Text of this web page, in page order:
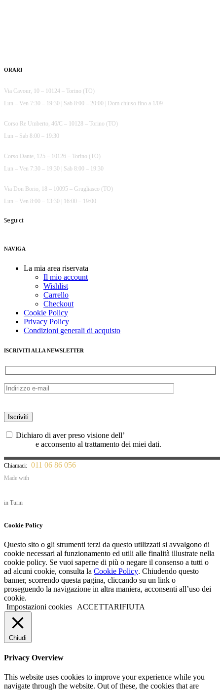
ORARI
Via Cavour, 10 – 10124 – Torino (TO)
Lun – Ven 7:30 – 19:30 | Sab 8:00 – 20:00 | Dom chiuso fino a 1/09
Corso Re Umberto, 46/C – 10128 – Torino (TO)
Lun – Sab 8:00 – 19:30
Corso Dante, 125 – 10126 – Torino (TO)
Lun – Ven 7:30 – 19:30 | Sab 8:00 – 19:30
Via Don Borio, 18 – 10095 – Grugliasco (TO)
Lun – Ven 8:00 – 13:30 | 16:00 – 19:00
Seguici:
NAVIGA
La mia area riservata
Il mio account
Wishlist
Carrello
Checkout
Cookie Policy
Privacy Policy
Condizioni generali di acquisto
ISCRIVITI ALLA NEWSLETTER
Dichiaro di aver preso visione dell’
e acconsento al trattamento dei miei dati.
Chiamaci: 011 06 86 056
Made with
in Turin
Cookie Policy
Questo sito o gli strumenti terzi da questo utilizzati si avvalgono di
cookie necessari al funzionamento ed utili alle finalità illustrate nella
cookie policy. Se vuoi saperne di più o negare il consenso a tutti o
ad alcuni cookie, consulta la Cookie Policy. Chiudendo questo
banner, scorrendo questa pagina, cliccando su un link o
proseguendo la navigazione in altra maniera, acconsenti all’uso dei
cookie.
Impostazioni cookies
ACCETTARIFIUTA
Chiudi
Privacy Overview
This website uses cookies to improve your experience while you
navigate through the website. Out of these, the cookies that are